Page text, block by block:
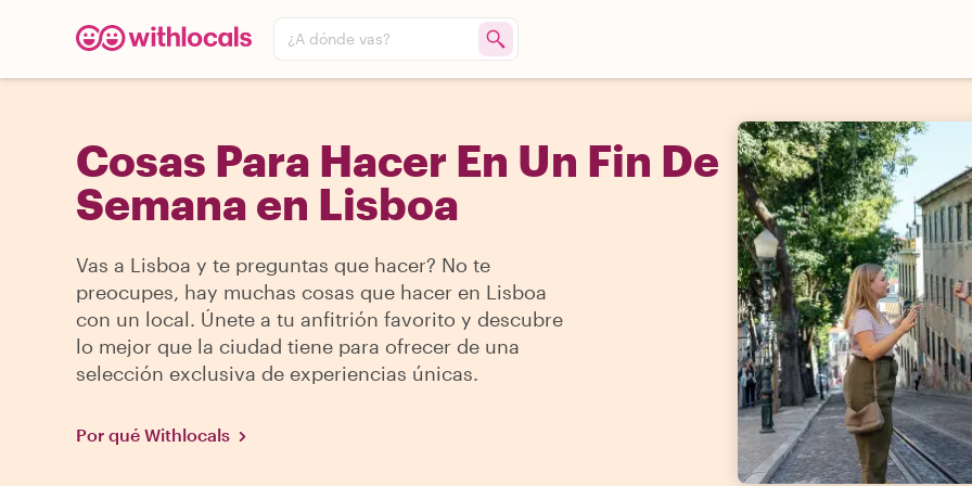
¿A dónde vas?
Cosas Para Hacer En Un Fin De
Semana en Lisboa
Vas a Lisboa y te preguntas que hacer? No te
preocupes, hay muchas cosas que hacer en Lisboa
con un local. Únete a tu anfitrión favorito y descubre
lo mejor que la ciudad tiene para ofrecer de una
selección exclusiva de experiencias únicas.
Por qué Withlocals